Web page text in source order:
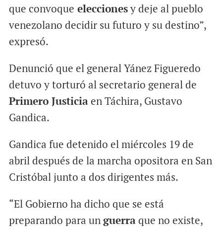
que convoque eleccionesy deje al pueblo
venezolano decidir su futuro y su destino”,
expresó.
Denunció que el general Yánez Figueredo
detuvo y torturó al secretario general de
Primero Justiciaen Táchira, Gustavo
Gandica.
Gandica fue detenido el miércoles 19 de
abril después de la marcha opositora en San
Cristóbal junto a dos dirigentes más.
“El Gobierno ha dicho que se está
preparando para unguerraque no existe,